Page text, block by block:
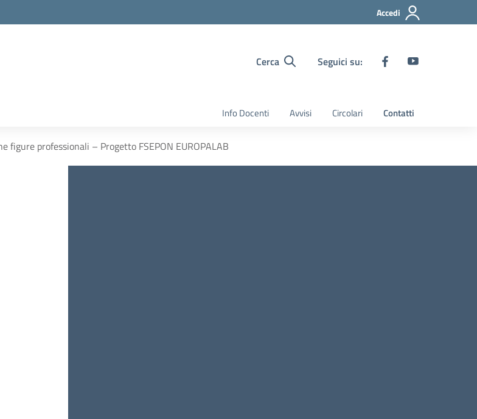
Accedi
Cerca Seguici su:
Info Docenti Avvisi Circolari Contatti
figure professionali – Progetto FSEPON EUROPALAB